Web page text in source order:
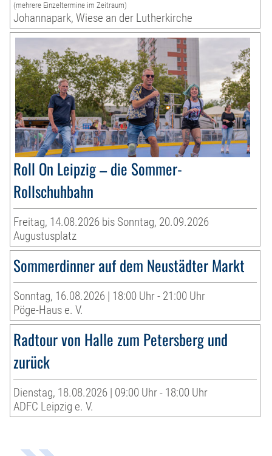
(mehrere Einzeltermine im Zeitraum)
Johannapark, Wiese an der Lutherkirche
Roll On Leipzig – die Sommer-
Rollschuhbahn
Freitag, 14.08.2026 bis Sonntag, 20.09.2026
Augustusplatz
Sommerdinner auf dem Neustädter Markt
Sonntag, 16.08.2026 | 18:00 Uhr - 21:00 Uhr
Pöge-Haus e. V.
Radtour von Halle zum Petersberg und
zurück
Dienstag, 18.08.2026 | 09:00 Uhr - 18:00 Uhr
ADFC Leipzig e. V.